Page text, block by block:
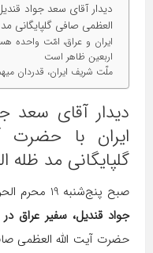
دیدار آقای سعد جواد
العظمی صافی گلپایگانی مد
ایران و عراق، امّت واحده
اربعین ظاهر است
ملّت شریف ایران، قدردان
دیدار آقای سعد
ایران با حضرت
گلپایگانی مد ظله
صبح پنج‌شنبه 19 محرم الحرام 1441 (28 شهریور 1398)،
جواد قندیل، سفیر عراق در
حضرت آیت‌ الله العظمی